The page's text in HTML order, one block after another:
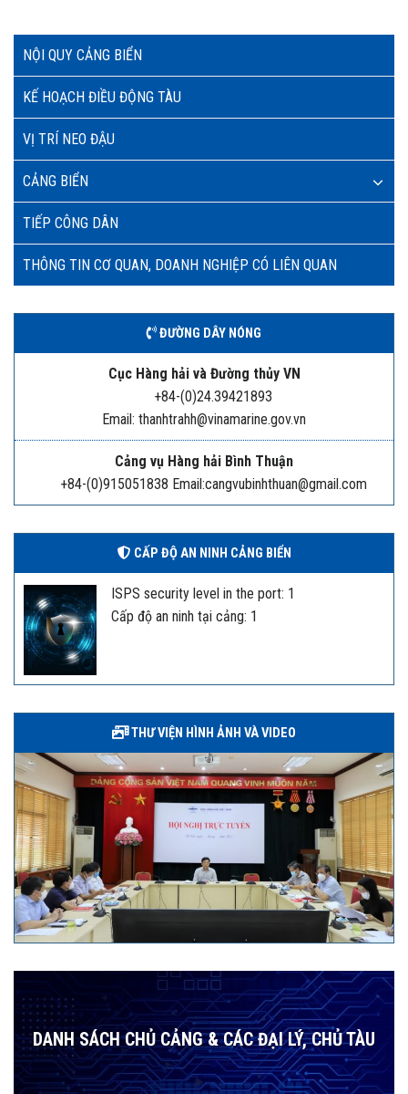
NỘI QUY CẢNG BIỂN
KẾ HOẠCH ĐIỀU ĐỘNG TÀU
VỊ TRÍ NEO ĐẬU
CẢNG BIỂN
TIẾP CÔNG DÂN
THÔNG TIN CƠ QUAN, DOANH NGHIỆP CÓ LIÊN QUAN
ĐƯỜNG DÂY NÓNG
Cục Hàng hải và Đường thủy VN
+84-(0)24.39421893
Email: thanhtrahh@vinamarine.gov.vn
Cảng vụ Hàng hải Bình Thuận
+84-(0)915051838 Email:cangvubinhthuan@gmail.com
CẤP ĐỘ AN NINH CẢNG BIỂN
ISPS security level in the port: 1
Cấp độ an ninh tại cảng: 1
THƯ VIỆN HÌNH ẢNH VÀ VIDEO
DANH SÁCH CHỦ CẢNG & CÁC ĐẠI LÝ, CHỦ TÀU